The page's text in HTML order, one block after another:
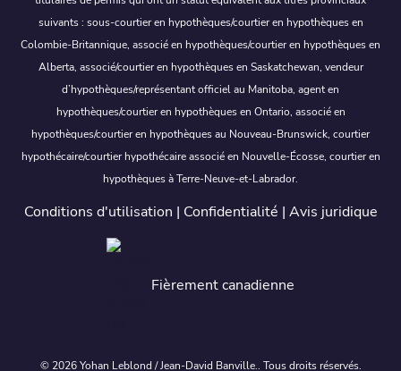
suivants : sous-courtier en hypothèques/courtier en hypothèques en
Colombie-Britannique, associé en hypothèques/courtier en hypothèques en
Alberta, associé/courtier en hypothèques en Saskatchewan, vendeur
d’hypothèques/représentant officiel au Manitoba, agent en
hypothèques/courtier en hypothèques en Ontario, associé en
hypothèques/courtier en hypothèques au Nouveau-Brunswick, courtier
hypothécaire/courtier hypothécaire associé en Nouvelle-Écosse, courtier en
hypothèques à Terre-Neuve-et-Labrador.
Conditions d'utilisation | Confidentialité | Avis juridique
Fièrement canadienne
© 2026 Yohan Leblond / Jean-David Banville.. Tous droits réservés.